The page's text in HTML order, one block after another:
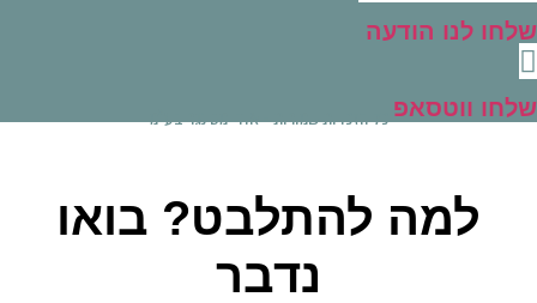
לנו הודעה
ווטסאפ כל הזכויות שמורות - אודי מסינגר בע"מ
למה להתלבט? בואו
נדבר